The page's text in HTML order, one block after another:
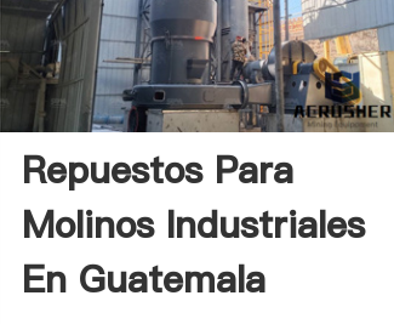
Repuestos Para
Molinos Industriales
En Guatemala